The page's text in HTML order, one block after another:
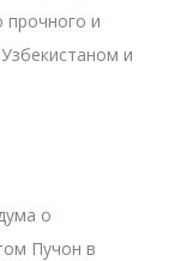
и
и
о
Пучон в